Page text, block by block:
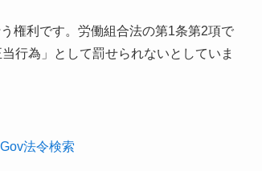
権利です。労働組合法の第1条第2項で
行為」として罰せられないとしていま
法令検索